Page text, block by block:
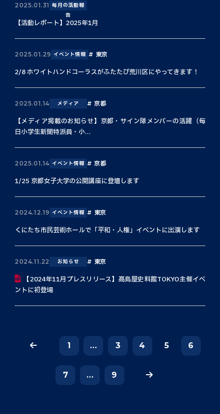
2025.01.31 毎月の活動報
告
【活動レポート】2025年1月
2025.01.29 イベント情報 東京
2/8 ホワイトハンドコーラスがふたたび荒川区にやってきます！
2025.01.14 メディア 京都
【メディア掲載のお知らせ】京都・サイン隊メンバーの活躍（毎
日小学生新聞特派員・小...
2025.01.14 イベント情報 京都
1/25 京都女子大学の公開講座に登壇します
2024.12.19 イベント情報 東京
くにたち市民芸術ホールで「平和・人権」イベントに出演します
2024.11.22 お知らせ 東京
【2024年11月プレスリリース】髙島屋史料館TOKYO主催イベ
ントに初登場
1 ... 3 4 5 6
7 ... 9